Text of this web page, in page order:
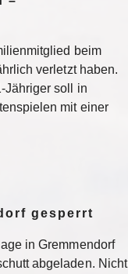
beim
verletzt haben.
Jähriger soll in
mit einer
gesperrt
in Gremmendorf
abgeladen. Nicht